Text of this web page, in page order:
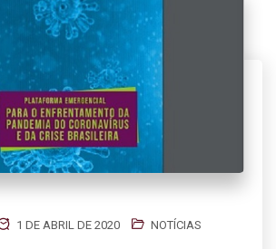
1 DE ABRIL DE 2020 NOTÍCIAS